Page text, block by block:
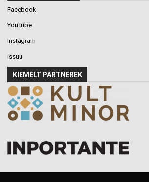
Facebook
YouTube
Instagram
issuu
KIEMELT PARTNEREK